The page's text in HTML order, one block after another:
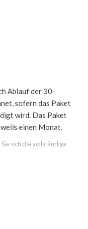
Ablauf der 30-
sofern das Paket
wird. Das Paket
einen Monat.
Sie sich die vollständige